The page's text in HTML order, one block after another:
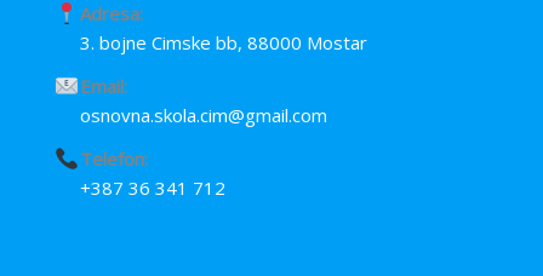
Adresa:
3. bojne Cimske bb, 88000 Mostar
Email:
osnovna.skola.cim@gmail.com
Telefon:
+387 36 341 712